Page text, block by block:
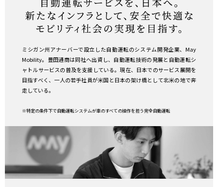
ミシガン州アナーバーで設立した自動運転のシステム開発企業、May
Mobility。豊田通商は同社へ出資し、自動運転技術の発展と自動運転シ
ャトルサービスの普及を支援している。現在、日本でのサービス展開を
目指すべく、一人の若手社員が米国と日本の架け橋として北米の地で奔
走している。
※特定の条件下で自動運転システムが車のすべての操作を担う完全自動運転